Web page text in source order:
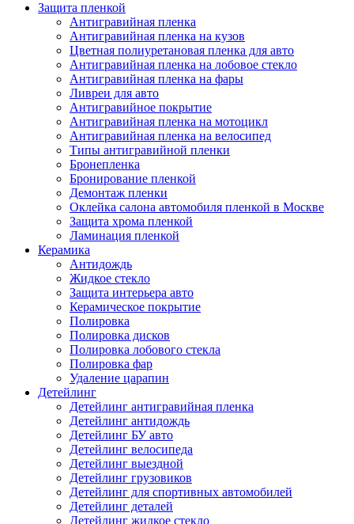
Защита пленкой
Антигравийная пленка
Антигравийная пленка на кузов
Цветная полиуретановая пленка для авто
Антигравийная пленка на лобовое стекло
Антигравийная пленка на фары
Ливреи для авто
Антигравийное покрытие
Антигравийная пленка на мотоцикл
Антигравийная пленка на велосипед
Типы антигравийной пленки
Бронепленка
Бронирование пленкой
Демонтаж пленки
Оклейка салона автомобиля пленкой в Москве
Защита хрома пленкой
Ламинация пленкой
Керамика
Антидождь
Жидкое стекло
Защита интерьера авто
Керамическое покрытие
Полировка
Полировка дисков
Полировка лобового стекла
Полировка фар
Удаление царапин
Детейлинг
Детейлинг антигравийная пленка
Детейлинг антидождь
Детейлинг БУ авто
Детейлинг велосипеда
Детейлинг выездной
Детейлинг грузовиков
Детейлинг для спортивных автомобилей
Детейлинг деталей
Детейлинг жидкое стекло